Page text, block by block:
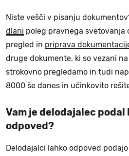
Niste vešči v pisanju
dlani poleg pravnega
pregled in priprava
druge dokumente, ki so vezani
strokovno pregledamo in tudi
8000 še danes in učinkovito
Vam je delodajalec
odpoved?
Delodajalci lahko odpoved